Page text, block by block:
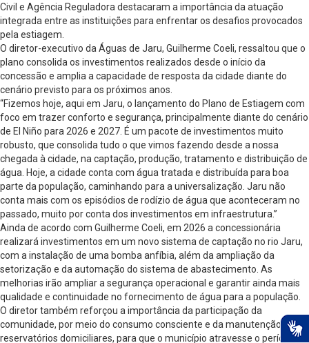
Civil e Agência Reguladora destacaram a importância da atuação
integrada entre as instituições para enfrentar os desafios provocados
pela estiagem.
O diretor-executivo da Águas de Jaru, Guilherme Coeli, ressaltou que o
plano consolida os investimentos realizados desde o início da
concessão e amplia a capacidade de resposta da cidade diante do
cenário previsto para os próximos anos.
“Fizemos hoje, aqui em Jaru, o lançamento do Plano de Estiagem com
foco em trazer conforto e segurança, principalmente diante do cenário
de El Niño para 2026 e 2027. É um pacote de investimentos muito
robusto, que consolida tudo o que vimos fazendo desde a nossa
chegada à cidade, na captação, produção, tratamento e distribuição de
água. Hoje, a cidade conta com água tratada e distribuída para boa
parte da população, caminhando para a universalização. Jaru não
conta mais com os episódios de rodízio de água que aconteceram no
passado, muito por conta dos investimentos em infraestrutura.”
Ainda de acordo com Guilherme Coeli, em 2026 a concessionária
realizará investimentos em um novo sistema de captação no rio Jaru,
com a instalação de uma bomba anfíbia, além da ampliação da
setorização e da automação do sistema de abastecimento. As
melhorias irão ampliar a segurança operacional e garantir ainda mais
qualidade e continuidade no fornecimento de água para a população.
O diretor também reforçou a importância da participação da
comunidade, por meio do consumo consciente e da manutenção de
reservatórios domiciliares, para que o município atravesse o período de